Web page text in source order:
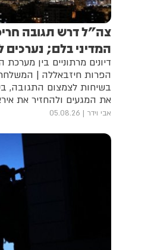
צה"ל דרש תגובה
המדיני בלם; נערכים
דיונים מרתוניים בין
הפרות חיזבאללה |
בשיחות לצמצום התגובה,
את המגעים ולהחזיר את
אבי וידר 05.08.26